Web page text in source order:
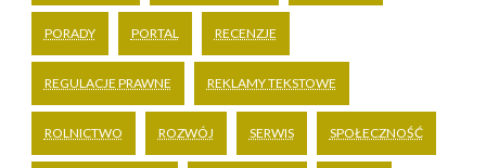
PORADY PORTAL RECENZJE
REGULACJE PRAWNE REKLAMY TEKSTOWE
ROLNICTWO ROZWÓJ SERWIS SPOŁECZNOŚĆ